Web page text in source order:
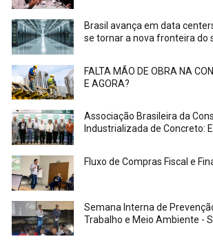
Brasil avança em data
se tornar a nova fronteira do
FALTA MÃO DE OBRA NA
E AGORA?
Associação Brasileira da
Industrializada de Concreto:
Fluxo de Compras Fiscal e
Semana Interna de
Trabalho e Meio Ambiente -